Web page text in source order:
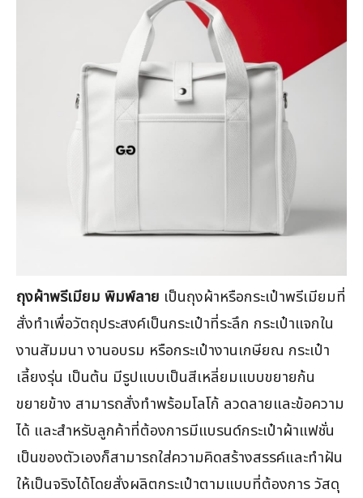
ถุงผ้าพรีเมียม พิมพ์ลาย เป็นถุงผ้าหรือกระเป๋าพรีเมียมที่
สั่งทำเพื่อวัตถุประสงค์เป็นกระเป๋าที่ระลึก กระเป๋าแจกใน
งานสัมมนา งานอบรม หรือกระเป๋างานเกษียณ กระเป๋า
เลี้ยงรุ่น เป็นต้น มีรูปแบบเป็นสีเหลี่ยมแบบขยายก้น
ขยายข้าง สามารถสั่งทำพร้อมโลโก้ ลวดลายและข้อความ
ได้ และสำหรับลูกค้าที่ต้องการมีแบรนด์กระเป๋าผ้าแฟชั่น
เป็นของตัวเองก็สามารถใส่ความคิดสร้างสรรค์และทำฝัน
ให้เป็นจริงได้โดยสั่งผลิตกระเป๋าตามแบบที่ต้องการ วัสดุ